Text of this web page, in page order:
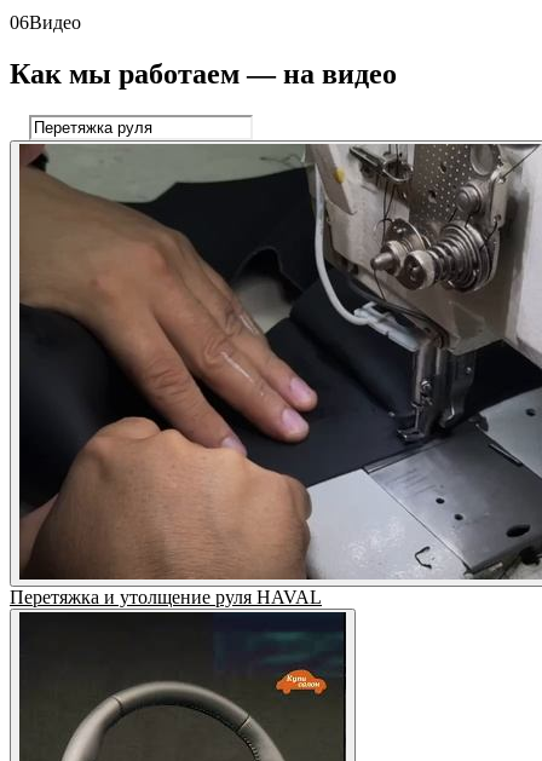
06Видео
Как мы работаем — на видео
Перетяжка и утолщение руля HAVAL